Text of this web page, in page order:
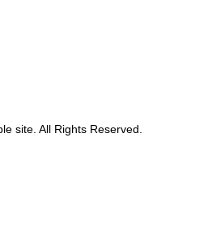
site. All Rights Reserved.